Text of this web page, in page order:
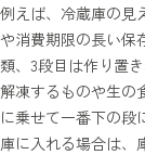
例えば、冷蔵庫の見
や消費期限の長い保
類、3段目は作り置
解凍するものや生の
に乗せて一番下の段
庫に入れる場合は、